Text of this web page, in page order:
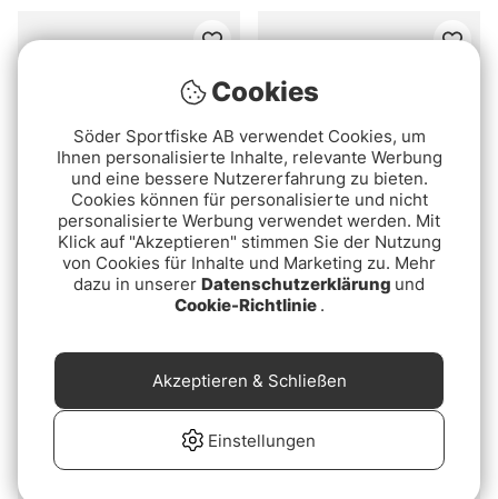
Sonik Bank-Tek Layerz
All-Season Sleeping Bag
Sonik Bank-Tek 5-
Season Sleeping Bag
€139
Cookies
Söder Sportfiske AB verwendet Cookies, um
Ihnen personalisierte Inhalte, relevante Werbung
und eine bessere Nutzererfahrung zu bieten.
Cookies können für personalisierte und nicht
personalisierte Werbung verwendet werden. Mit
Klick auf "Akzeptieren" stimmen Sie der Nutzung
von Cookies für Inhalte und Marketing zu. Mehr
dazu in unserer Datenschutzerklärung und
Cookie-Richtlinie .
Einstellungen
Akzeptieren & Schließen